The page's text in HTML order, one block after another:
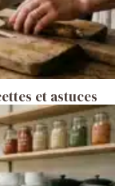
et astuces